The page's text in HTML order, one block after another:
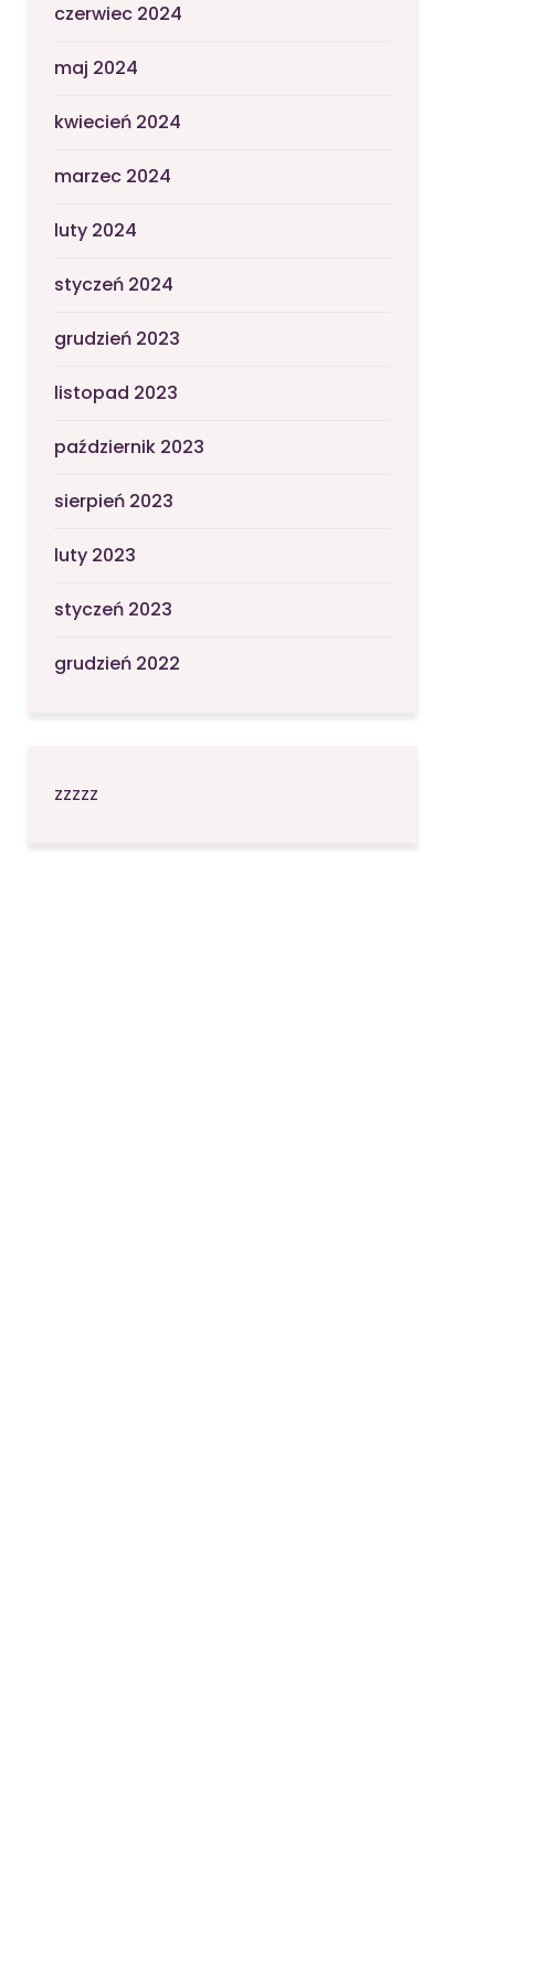
czerwiec 2024
maj 2024
kwiecień 2024
marzec 2024
luty 2024
styczeń 2024
grudzień 2023
listopad 2023
październik 2023
sierpień 2023
luty 2023
styczeń 2023
grudzień 2022
zzzzz